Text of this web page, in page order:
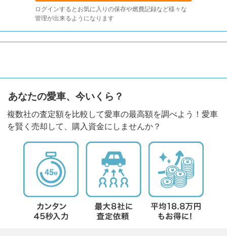
ログインするとお気に入りの保存や燃費記録など様々な
管理が出来るようになります
あなたの愛車、今いくら？
複数社の査定額を比較して愛車の最高額を調べよう！愛車
を賢く売却して、購入資金にしませんか？